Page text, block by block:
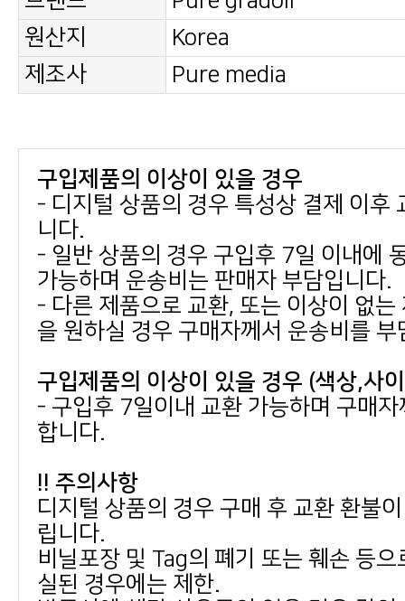
원산지
Korea
제조사
Pure media
구입제품의 이상이 있을 경우
니다.
가능하며 운송비는 판매자 부담입니다.
을 원하실 경우 구매자께서 운송비를 부
구입제품의 이상이 있을 경우 (색상,사
합니다.
!! 주의사항
립니다.
실된 경우에는 제한.